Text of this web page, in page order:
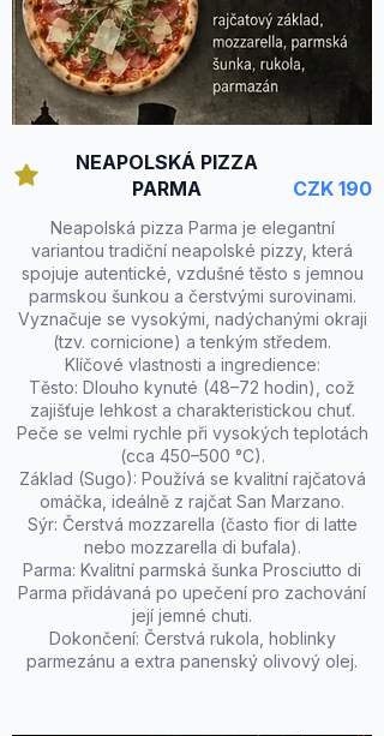
NEAPOLSKÁ PIZZA
PARMA
Neapolská pizza Parma je elegantní
variantou tradiční neapolské pizzy, která
spojuje autentické, vzdušné těsto s jemnou
parmskou šunkou a čerstvými surovinami.
Vyznačuje se vysokými, nadýchanými okraji
(tzv. cornicione) a tenkým středem.
Klíčové vlastnosti a ingredience:
Těsto: Dlouho kynuté (48–72 hodin), což
zajišťuje lehkost a charakteristickou chuť.
Peče se velmi rychle při vysokých teplotách
(cca 450–500 °C).
Základ (Sugo): Používá se kvalitní rajčatová
omáčka, ideálně z rajčat San Marzano.
Sýr: Čerstvá mozzarella (často fior di latte
nebo mozzarella di bufala).
Parma: Kvalitní parmská šunka Prosciutto di
Parma přidávaná po upečení pro zachování
její jemné chuti.
Dokončení: Čerstvá rukola, hoblinky
parmezánu a extra panenský olivový olej.
CZK 190